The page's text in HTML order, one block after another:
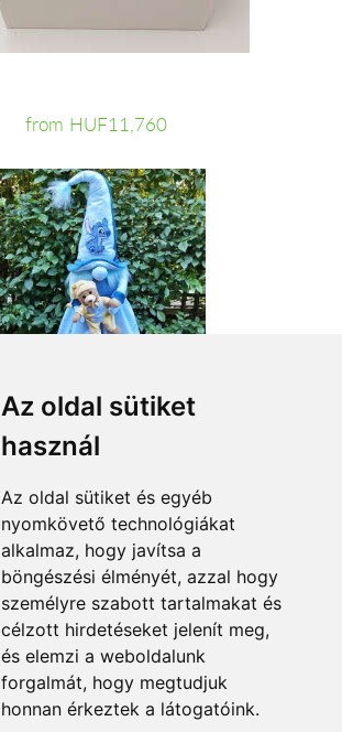
Az oldal sütiket
használ
Az oldal sütiket és egyéb
nyomkövető technológiákat
alkalmaz, hogy javítsa a
böngészési élményét, azzal hogy
személyre szabott tartalmakat és
célzott hirdetéseket jelenít meg,
és elemzi a weboldalunk
forgalmát, hogy megtudjuk
honnan érkeztek a látogatóink.
from HUF11,760
from HUF18,360
Accepted payment methods